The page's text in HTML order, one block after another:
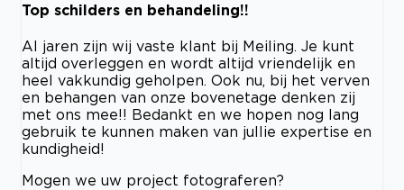
Top schilders en behandeling!!
Al jaren zijn wij vaste klant bij Meiling. Je kunt
altijd overleggen en wordt altijd vriendelijk en
heel vakkundig geholpen. Ook nu, bij het verven
en behangen van onze bovenetage denken zij
met ons mee!! Bedankt en we hopen nog lang
gebruik te kunnen maken van jullie expertise en
kundigheid!
Mogen we uw project fotograferen?